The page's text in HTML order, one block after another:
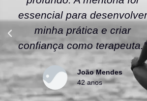
essencial para desenvolver
minha prática e criar
confiança como terapeuta."
João Mendes
42 anos